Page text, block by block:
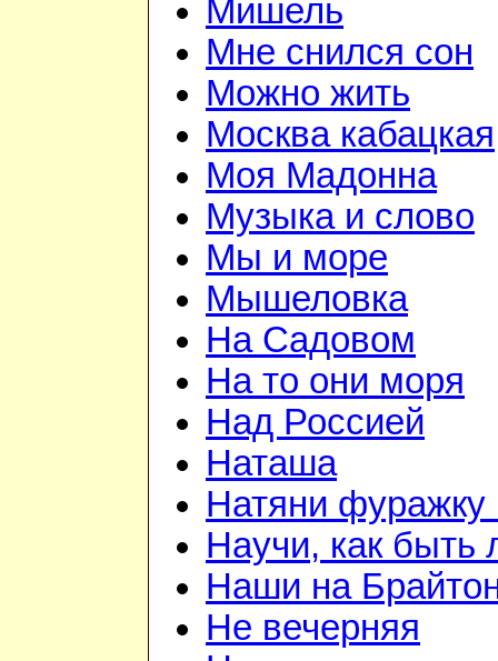
Мишель
Мне снился сон
Можно жить
Москва кабацкая
Моя Мадонна
Музыка и слово
Мы и море
Мышеловка
На Садовом
На то они моря
Над Россией
Наташа
Натяни фуражку
Научи, как
Наши на
Не вечерняя